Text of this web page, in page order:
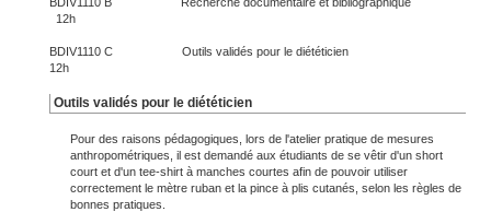
12h
BDIV1110 C Outils validés pour le diététicien
12h
Outils validés pour le diététicien
Pour des raisons pédagogiques, lors de l'atelier pratique de mesures
anthropométriques, il est demandé aux étudiants de se vêtir d'un short
court et d'un tee-shirt à manches courtes afin de pouvoir utiliser
correctement le mètre ruban et la pince à plis cutanés, selon les règles de
bonnes pratiques.